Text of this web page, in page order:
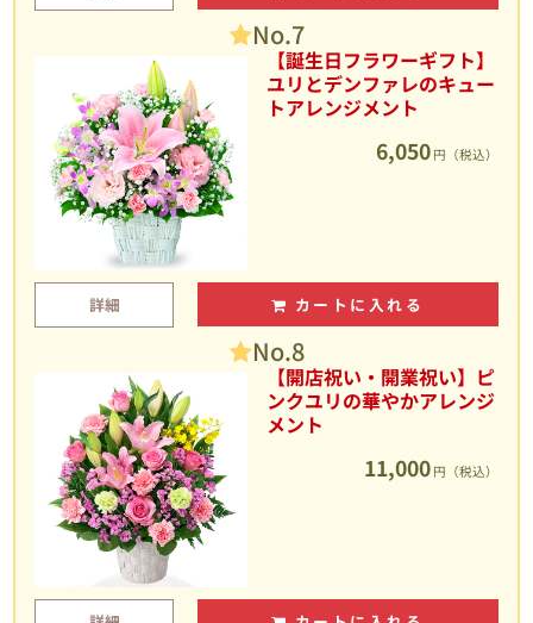
No.7
【誕生日フラワーギフト】
ユリとデンファレのキュー
トアレンジメント
6,050 円（税込）
詳細 カートに入れる
No.8
【開店祝い・開業祝い】ピ
ンクユリの華やかアレンジ
メント
11,000 円（税込）